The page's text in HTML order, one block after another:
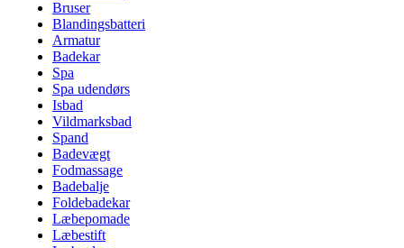
Bruser
Blandingsbatteri
Armatur
Badekar
Spa
Spa udendørs
Isbad
Vildmarksbad
Spand
Badevægt
Fodmassage
Badebalje
Foldebadekar
Læbepomade
Læbestift